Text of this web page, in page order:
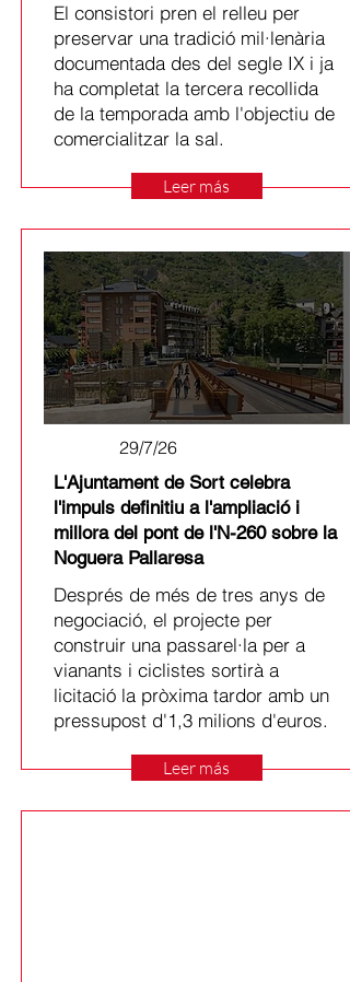
El consistori pren el relleu per
preservar una tradició mil·lenària
documentada des del segle IX i ja
ha completat la tercera recollida
de la temporada amb l'objectiu de
comercialitzar la sal.
Leer más
29/7/26
L'Ajuntament de Sort celebra
l'impuls definitiu a l'ampliació i
millora del pont de l'N-260 sobre la
Noguera Pallaresa
Després de més de tres anys de
negociació, el projecte per
construir una passarel·la per a
vianants i ciclistes sortirà a
licitació la pròxima tardor amb un
pressupost d'1,3 milions d'euros.
Leer más